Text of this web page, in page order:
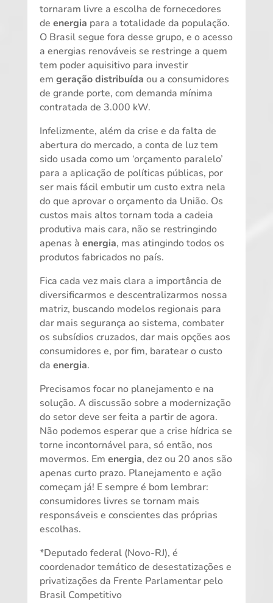
tornaram livre a escolha de fornecedores
de energia para a totalidade da população.
O Brasil segue fora desse grupo, e o acesso
a energias renováveis se restringe a quem
tem poder aquisitivo para investir
em geração distribuída ou a consumidores
de grande porte, com demanda mínima
contratada de 3.000 kW.
Infelizmente, além da crise e da falta de
abertura do mercado, a conta de luz tem
sido usada como um ‘orçamento paralelo’
para a aplicação de políticas públicas, por
ser mais fácil embutir um custo extra nela
do que aprovar o orçamento da União. Os
custos mais altos tornam toda a cadeia
produtiva mais cara, não se restringindo
apenas à energia, mas atingindo todos os
produtos fabricados no país.
Fica cada vez mais clara a importância de
diversificarmos e descentralizarmos nossa
matriz, buscando modelos regionais para
dar mais segurança ao sistema, combater
os subsídios cruzados, dar mais opções aos
consumidores e, por fim, baratear o custo
da energia.
Precisamos focar no planejamento e na
solução. A discussão sobre a modernização
do setor deve ser feita a partir de agora.
Não podemos esperar que a crise hídrica se
torne incontornável para, só então, nos
movermos. Em energia, dez ou 20 anos são
apenas curto prazo. Planejamento e ação
começam já! E sempre é bom lembrar:
consumidores livres se tornam mais
responsáveis e conscientes das próprias
escolhas.
*Deputado federal (Novo-RJ), é
coordenador temático de desestatizações e
privatizações da Frente Parlamentar pelo
Brasil Competitivo